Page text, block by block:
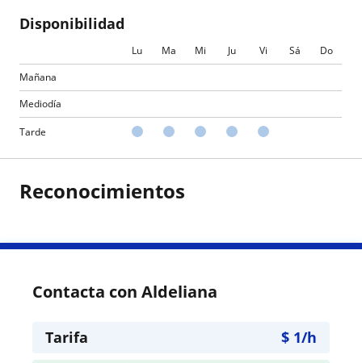
Disponibilidad
Lu Ma Mi Ju Vi Sá
Do
Mañana
Mediodía
Tarde
Reconocimientos
Contacta con Aldeliana
Tarifa $ 1/h